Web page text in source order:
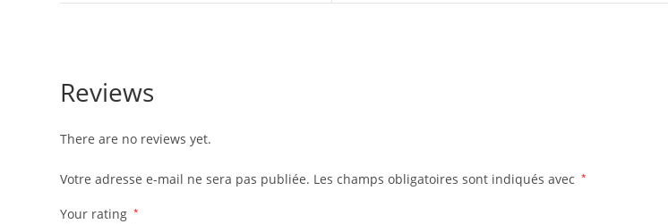
Reviews
There are no reviews yet.
Votre adresse e-mail ne sera pas publiée. Les champs obligatoires sont indiqués avec *
Your rating *